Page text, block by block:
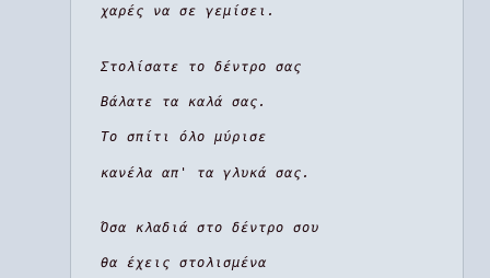
χαρές να σε γεμίσει.
Στολίσατε το δέντρο σας
Βάλατε τα καλά σας.
Το σπίτι όλο μύρισε
κανέλα απ' τα γλυκά σας.
Όσα κλαδιά στο δέντρο σου
θα έχεις στολισμένα